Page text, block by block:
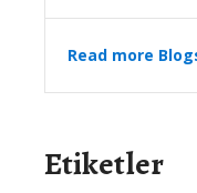
Read more
Etiketler